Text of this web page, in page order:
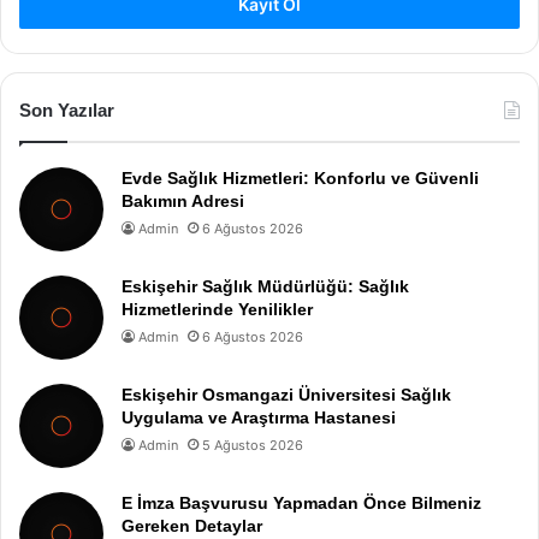
Kayıt Ol
Son Yazılar
Evde Sağlık Hizmetleri: Konforlu ve Güvenli
Bakımın Adresi
Admin 6 Ağustos 2026
Eskişehir Sağlık Müdürlüğü: Sağlık
Hizmetlerinde Yenilikler
Admin 6 Ağustos 2026
Eskişehir Osmangazi Üniversitesi Sağlık
Uygulama ve Araştırma Hastanesi
Admin 5 Ağustos 2026
E İmza Başvurusu Yapmadan Önce Bilmeniz
Gereken Detaylar